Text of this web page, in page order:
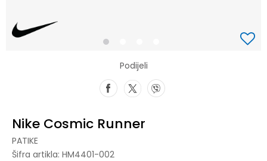
1
Podijeli
Nike Cosmic Runner
PATIKE
Šifra artikla: HM4401-002